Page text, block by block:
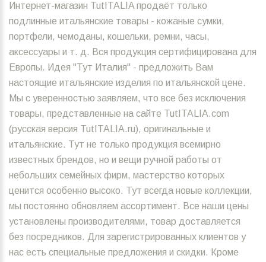
Интернет-магазин TutITALIA продаёт только
подлинные итальянские товары - кожаные сумки,
портфели, чемоданы, кошельки, ремни, часы,
аксессуары и т. д. Вся продукция сертифицирована для
Европы. Идея "Тут Италия" - предложить Вам
настоящие итальянские изделия по итальянской цене.
Мы с уверенностью заявляем, что все без исключения
товары, представленные на сайте TutITALIA.com
(русская версия TutITALIA.ru), оригинальные и
итальянские. Тут не только продукция всемирно
известных брендов, но и вещи ручной работы от
небольших семейных фирм, мастерство которых
ценится особенно высоко. Тут всегда новые коллекции,
мы постоянно обновляем ассортимент. Все наши цены
установлены производителями, товар доставляется
без посредников. Для зарегистрированных клиентов у
нас есть специальные предложения и скидки. Кроме